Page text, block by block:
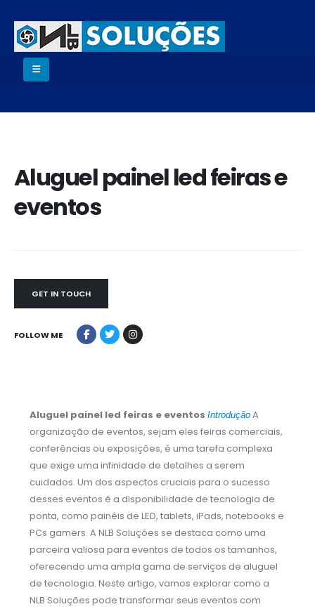
Aluguel painel led feiras e
eventos
GET IN TOUCH
FOLLOW ME
Aluguel painel led feiras e eventos Introdução A
organização de eventos, sejam eles feiras comerciais,
conferências ou exposições, é uma tarefa complexa
que exige uma infinidade de detalhes a serem
cuidados. Um dos aspectos cruciais para o sucesso
desses eventos é a disponibilidade de tecnologia de
ponta, como painéis de LED, tablets, iPads, notebooks e
PCs gamers. A NLB Soluções se destaca como uma
parceira valiosa para eventos de todos os tamanhos,
oferecendo uma ampla gama de serviços de aluguel
de tecnologia. Neste artigo, vamos explorar como a
NLB Soluções pode transformar seus eventos com